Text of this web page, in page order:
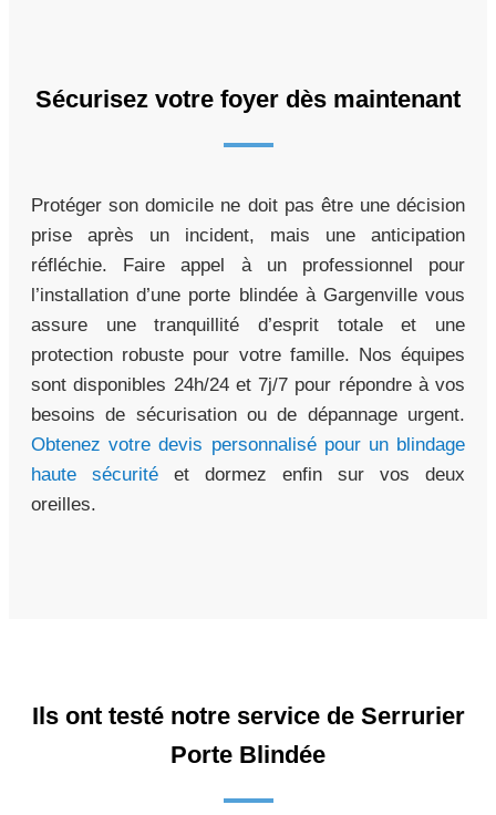
Sécurisez votre foyer dès maintenant
Protéger son domicile ne doit pas être une décision
prise après un incident, mais une anticipation
réfléchie. Faire appel à un professionnel pour
l’installation d’une porte blindée à Gargenville vous
assure une tranquillité d’esprit totale et une
protection robuste pour votre famille. Nos équipes
sont disponibles 24h/24 et 7j/7 pour répondre à vos
besoins de sécurisation ou de dépannage urgent.
Obtenez votre devis personnalisé pour un blindage
haute sécurité et dormez enfin sur vos deux
oreilles.
Ils ont testé notre service de Serrurier
Porte Blindée